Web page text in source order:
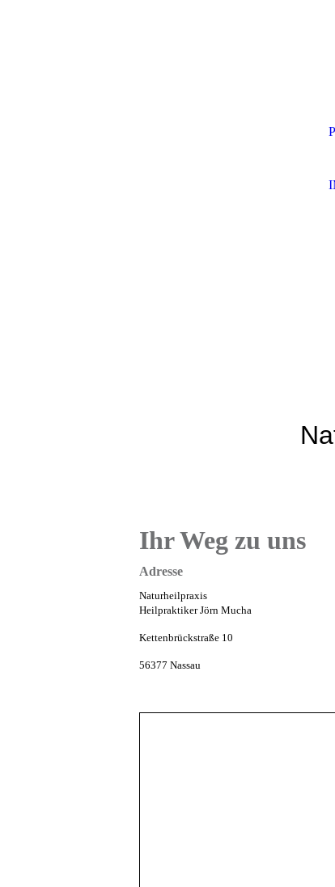
Ihr Weg zu uns
Adresse
Naturheilpraxis
Heilpraktiker Jörn Mucha
Kettenbrückstraße 10
56377 Nassau